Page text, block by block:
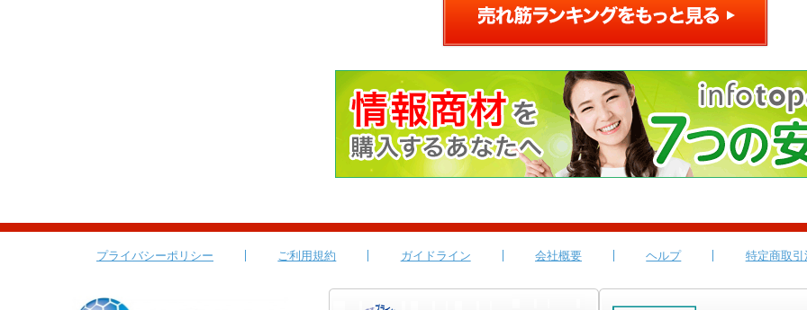
プライバシーポリシー ご利用規約 ガイドライン 会社概要 ヘルプ 特定商取